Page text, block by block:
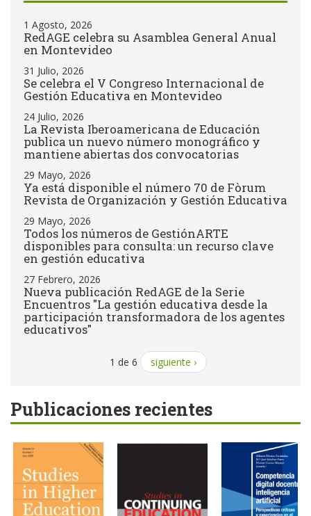
1 Agosto, 2026
RedAGE celebra su Asamblea General Anual
en Montevideo
31 Julio, 2026
Se celebra el V Congreso Internacional de
Gestión Educativa en Montevideo
24 Julio, 2026
La Revista Iberoamericana de Educación
publica un nuevo número monográfico y
mantiene abiertas dos convocatorias
29 Mayo, 2026
Ya está disponible el número 70 de Fòrum
Revista de Organización y Gestión Educativa
29 Mayo, 2026
Todos los números de GestiónARTE
disponibles para consulta: un recurso clave
en gestión educativa
27 Febrero, 2026
Nueva publicación RedAGE de la Serie
Encuentros "La gestión educativa desde la
participación transformadora de los agentes
educativos"
1 de 6 siguiente ›
Publicaciones recientes